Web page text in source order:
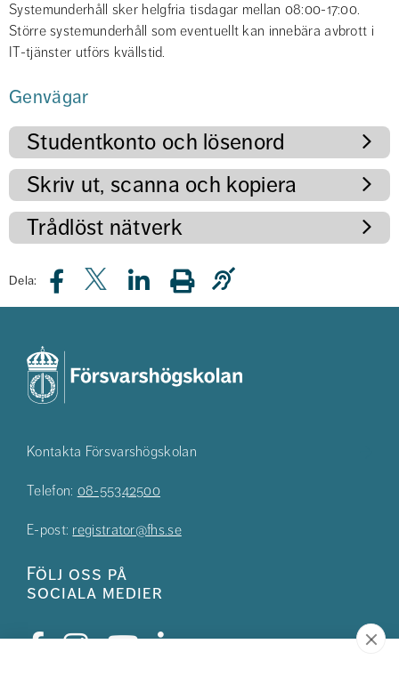
Systemunderhåll sker helgfria tisdagar mellan 08:00-17:00.
Större systemunderhåll som eventuellt kan innebära avbrott i
IT-tjänster utförs kvällstid.
Genvägar
Studentkonto och lösenord
Skriv ut, scanna och kopiera
Trådlöst nätverk
Dela:
Kontakta Försvarshögskolan
Telefon: 08-55342500
E-post: registrator@fhs.se
Följ oss på
sociala medier